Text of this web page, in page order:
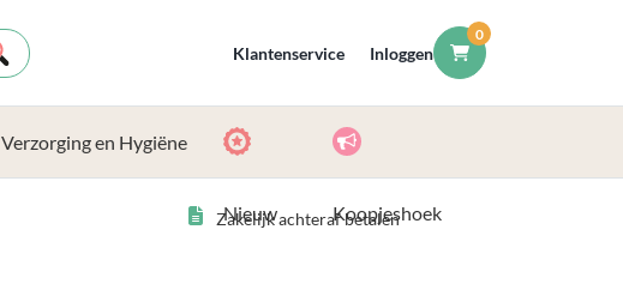
Klantenservice Inloggen
0
Verzorging en Hygiëne
Nieuw Koopjeshoek
Zakelijk achteraf betalen